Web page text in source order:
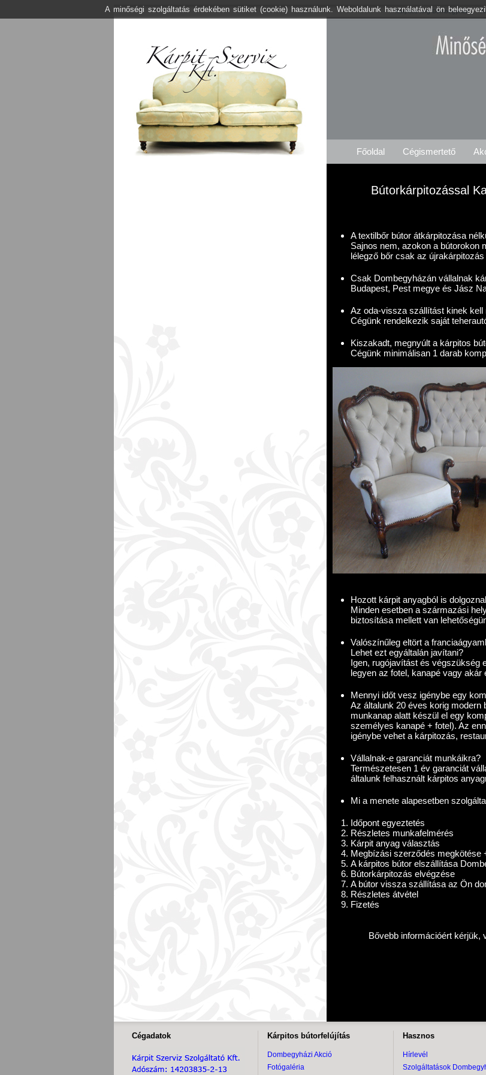
Kárpitos .org Dombegyház
Főoldal Cégismertető
Bútorkárpitozással
A textilbőr bútor átkárpitozása
Sajnos nem, azokon a bútorokon
lélegző bőr csak az
Csak Dombegyházán vállalnak
Budapest, Pest megye és Jász
Az oda-vissza szállítást kinek kell
Cégünk rendelkezik saját
Kiszakadt, megnyúlt a kárpitos
Cégünk minimálisan 1 darab
Hozott kárpit anyagból is
Minden esetben a származási
biztosítása mellett van
Valószínűleg eltört a
Lehet ezt egyáltalán javítani?
Igen, rugójavítást és végszükség
legyen az fotel, kanapé vagy akár
Mennyi időt vesz igénybe egy
Az általunk 20 éves korig modern
munkanap alatt készül el egy
személyes kanapé + fotel). Az
igénybe vehet a kárpitozás,
Vállalnak-e garanciát munkáikra?
Természetesen 1 év garanciát
általunk felhasznált kárpitos
Mi a menete alapesetben
Időpont egyeztetés
Részletes munkafelmérés
Kárpit anyag választás
Megbízási szerződés megkötése
A kárpitos bútor elszállítása
Bútorkárpitozás elvégzése
A bútor vissza szállítása az Ön
Részletes átvétel
Fizetés
Bővebb információért kérjük,
Cégadatok Kárpitos bútorfelújítás
Dombegyházi Akció
Fotógaléria
Hasznos
Hírlevél
Szolgáltatások
A minőségi szolgáltatás érdekében sütiket (cookie) használunk. Weboldalunk használatával ön